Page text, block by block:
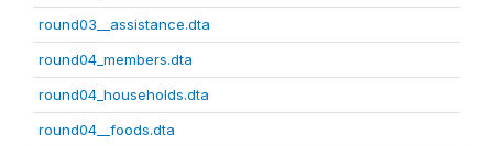
round03__assistance.dta
round04_members.dta
round04_households.dta
round04__foods.dta